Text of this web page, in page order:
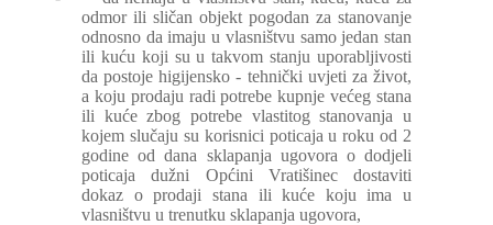
odmor ili sličan objekt pogodan za stanovanje
odnosno da imaju u vlasništvu samo jedan stan
ili kuću koji su u takvom stanju uporabljivosti
da postoje higijensko - tehnički uvjeti za život,
a koju prodaju radi potrebe kupnje većeg stana
ili kuće zbog potrebe vlastitog stanovanja u
kojem slučaju su korisnici poticaja u roku od 2
godine od dana sklapanja ugovora o dodjeli
poticaja dužni Općini Vratišinec dostaviti
dokaz o prodaji stana ili kuće koju ima u
vlasništvu u trenutku sklapanja ugovora,